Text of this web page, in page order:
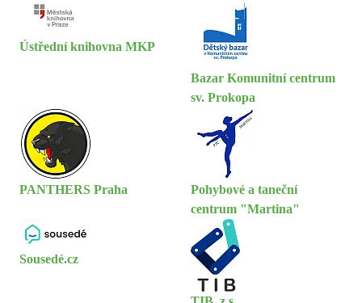
Ústřední knihovna MKP
Bazar Komunitní centrum
sv. Prokopa
PANTHERS Praha
Pohybové a taneční
centrum "Martina"
Sousedé.cz